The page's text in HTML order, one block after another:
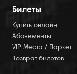
Билеты
Купить онлайн
Абонементы
VIP Места / Паркет
Возврат билетов